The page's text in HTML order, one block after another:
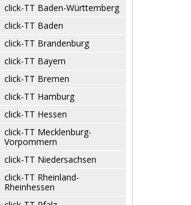
click-TT Baden-Württemberg
click-TT Baden
click-TT Brandenburg
click-TT Bayern
click-TT Bremen
click-TT Hamburg
click-TT Hessen
click-TT Mecklenburg-
Vorpommern
click-TT Niedersachsen
click-TT Rheinland-
Rheinhessen